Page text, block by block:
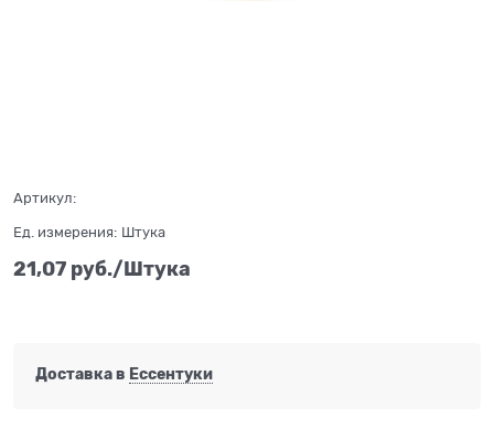
Артикул:
Ед. измерения: Штука
21,07 руб./Штука
Доставка в Ессентуки